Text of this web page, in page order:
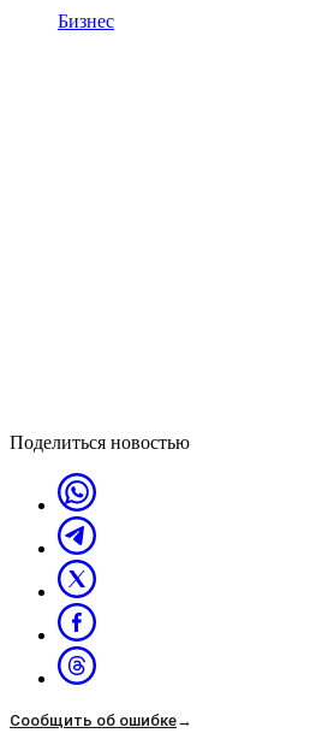
Бизнес
Поделиться новостью
Сообщить об ошибке→